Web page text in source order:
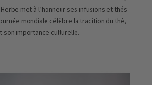
met à l’honneur ses infusions et thés
mondiale célèbre la tradition du thé,
son importance culturelle.